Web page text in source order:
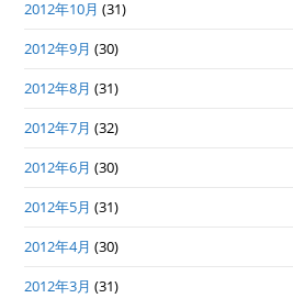
2012年10月 (31)
2012年9月 (30)
2012年8月 (31)
2012年7月 (32)
2012年6月 (30)
2012年5月 (31)
2012年4月 (30)
2012年3月 (31)